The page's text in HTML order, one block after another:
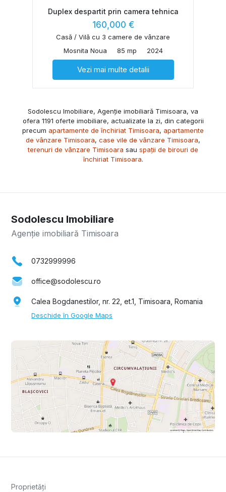
Duplex despartit prin camera tehnica
160,000 €
Casă / Vilă cu 3 camere de vânzare
Mosnita Noua
85 mp 2024
Vezi mai multe detalii
Sodolescu Imobiliare, Agenție imobiliară Timisoara, va
ofera 1191 oferte imobiliare, actualizate la zi, din categorii
precum apartamente de închiriat Timisoara, apartamente
de vânzare Timisoara, case vile de vânzare Timisoara,
terenuri de vânzare Timisoara sau spații de birouri de
închiriat Timisoara.
Sodolescu Imobiliare
Agenție imobiliară Timisoara
0732999996
office@sodolescu.ro
Calea Bogdanestilor, nr. 22, et.1, Timisoara, Romania
Deschide în Google Maps
Proprietăți